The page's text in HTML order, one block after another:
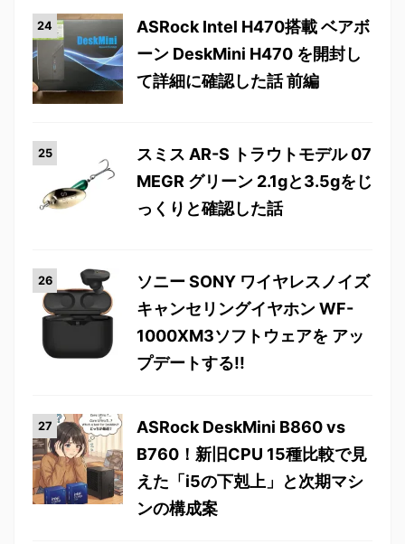
ASRock Intel H470搭載 ベアボ
ーン DeskMini H470 を開封し
て詳細に確認した話 前編
スミス AR-S トラウトモデル 07
MEGR グリーン 2.1gと3.5gをじ
っくりと確認した話
ソニー SONY ワイヤレスノイズ
キャンセリングイヤホン WF-
1000XM3ソフトウェアを アッ
プデートする!!
ASRock DeskMini B860 vs
B760！新旧CPU 15種比較で見
えた「i5の下剋上」と次期マシ
ンの構成案